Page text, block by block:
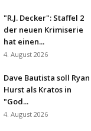
"R.J. Decker": Staffel 2
der neuen Krimiserie
hat einen...
4. August 2026
Dave Bautista soll Ryan
Hurst als Kratos in
"God...
4. August 2026